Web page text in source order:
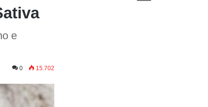
e
0 15.702